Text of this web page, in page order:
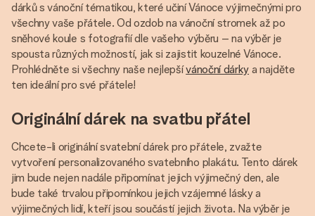
dárků s vánoční tématikou, které učiní Vánoce výjimečnými pro
všechny vaše přátele. Od ozdob na vánoční stromek až po
sněhové koule s fotografií dle vašeho výběru – na výběr je
spousta různých možností, jak si zajistit kouzelné Vánoce.
Prohlédněte si všechny naše nejlepšívánoční dárky a najděte
ten ideální pro své přátele!
Originální dárek na svatbu přátel
Chcete-li originální svatební dárek pro přátele, zvažte
vytvoření personalizovaného svatebního plakátu. Tento dárek
jim bude nejen nadále připomínat jejich výjimečný den, ale
bude také trvalou připomínkou jejich vzájemné lásky a
výjimečných lidí, kteří jsou součástí jejich života. Na výběr je